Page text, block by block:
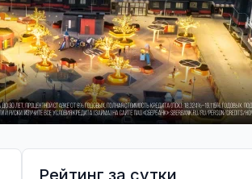
Рейтинг за сутки